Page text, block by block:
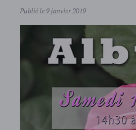
Publié le 9 janvier 2019